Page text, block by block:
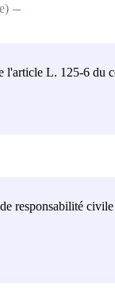
l'article L. 125-6 du
responsabilité